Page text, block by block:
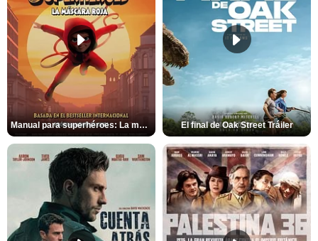
Manual para superhéroes: La máscara roja Tráiler El final de Oak Street Tráiler